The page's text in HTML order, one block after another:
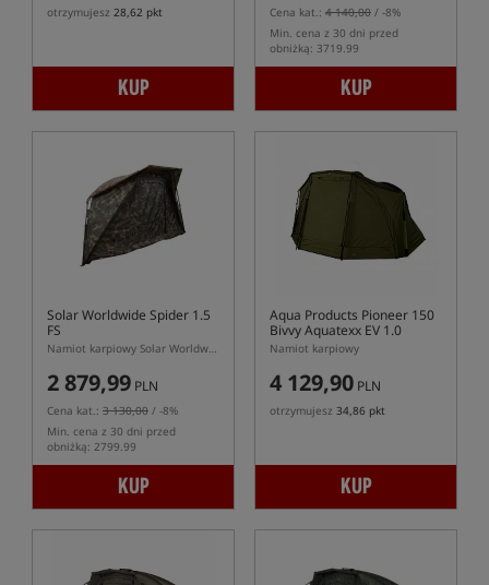
otrzymujesz 28,62 pkt
KUP
Cena kat.: 4 140,00 / -8%
Min. cena z 30 dni przed
obniżką: 3719.99
KUP
Solar Worldwide Spider 1.5
FS
Namiot karpiowy Solar Worldwide Spider 1.5 FS
2 879,99 PLN
Cena kat.: 3 130,00 / -8%
Min. cena z 30 dni przed
obniżką: 2799.99
KUP
Aqua Products Pioneer 150
Bivvy Aquatexx EV 1.0
Namiot karpiowy
4 129,90 PLN
otrzymujesz 34,86 pkt
KUP